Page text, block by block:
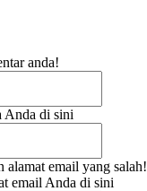
anda!
Anda di sini
alamat email yang salah!
email Anda di sini